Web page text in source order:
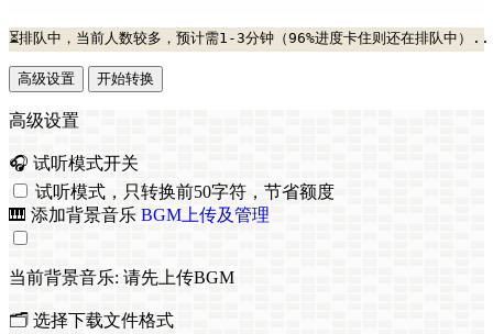
⏳排队中，当前人数较多，预计需1-3分钟（96%进度卡住则还在排队中）
高级设置 开始转换
高级设置
🎧 试听模式开关
试听模式，只转换前50字符，节省额度
🎹 添加背景音乐 BGM上传及管理
当前背景音乐: 请先上传BGM
🗂️ 选择下载文件格式